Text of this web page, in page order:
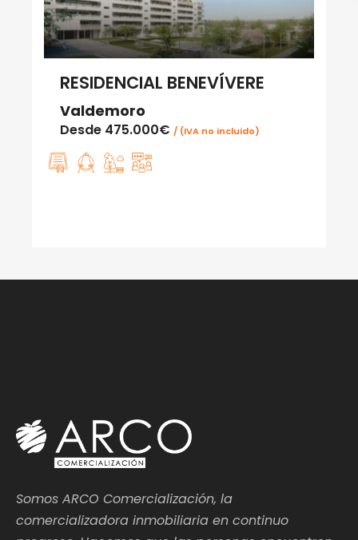
RESIDENCIAL BENEVÍVERE
Valdemoro
Desde 475.000€ / (IVA no incluido)
Somos ARCO Comercialización, la
comercializadora inmobiliaria en continuo